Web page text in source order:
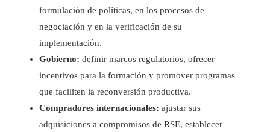
formulación de políticas, en los procesos de
negociación y en la verificación de su
implementación.
Gobierno: definir marcos regulatorios, ofrecer
incentivos para la formación y promover programas
que faciliten la reconversión productiva.
Compradores internacionales: ajustar sus
adquisiciones a compromisos de RSE, establecer